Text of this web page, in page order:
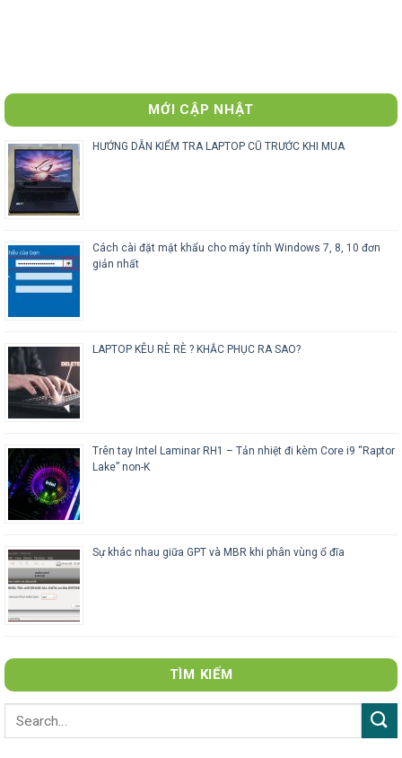
MỚI CẬP NHẬT
HƯỚNG DẪN KIỂM TRA LAPTOP CŨ TRƯỚC KHI MUA
Cách cài đặt mật khẩu cho máy tính Windows 7, 8, 10 đơn
giản nhất
LAPTOP KÊU RÈ RÈ ? KHẮC PHỤC RA SAO?
Trên tay Intel Laminar RH1 – Tản nhiệt đi kèm Core i9 “Raptor
Lake” non-K
Sự khác nhau giữa GPT và MBR khi phân vùng ổ đĩa
TÌM KIẾM